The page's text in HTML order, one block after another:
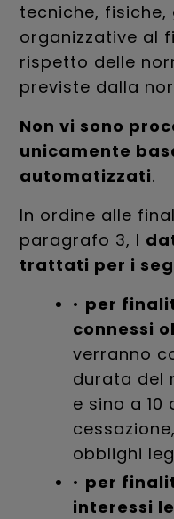
tecniche, fisiche,
organizzative al
rispetto delle
previste dalla
Non vi sono
unicamente
automatizzati.
In ordine alle
paragrafo 3, I
trattati per i
• per
connessi
verranno
durata del
e sino a 10
obblighi
• per
interessi